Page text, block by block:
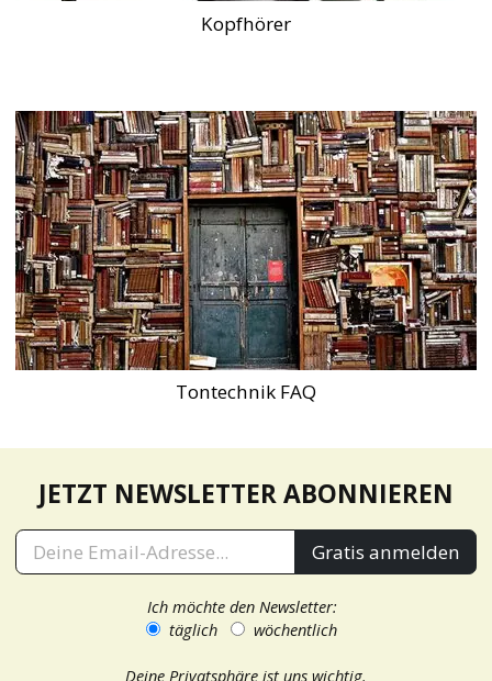
Kopfhörer
Tontechnik FAQ
JETZT NEWSLETTER ABONNIEREN
Gratis anmelden
Ich möchte den Newsletter:
täglich
wöchentlich
Deine Privatsphäre ist uns wichtig.